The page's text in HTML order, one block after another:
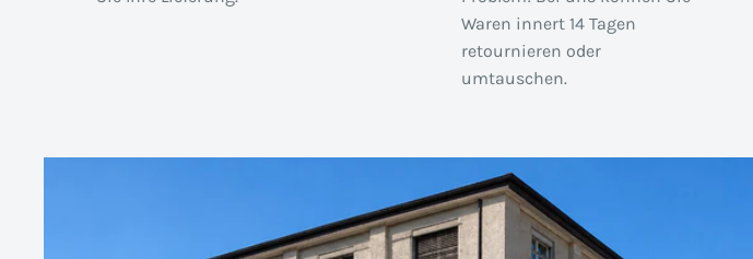
Waren innert 14 Tagen
retournieren oder
umtauschen.